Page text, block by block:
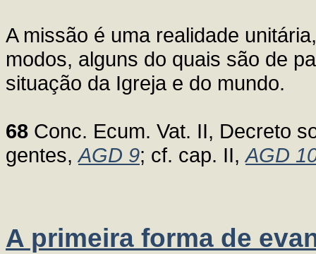
A missão é uma realidade
modos, alguns do quais são de
situação da Igreja e do mundo.
68 Conc. Ecum. Vat. II, Decreto
gentes,AGD 9; cf. cap. II,AGD
A primeira forma de